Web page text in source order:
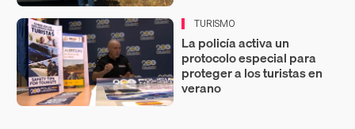
TURISMO
La policía activa un
protocolo especial para
proteger a los turistas en
verano